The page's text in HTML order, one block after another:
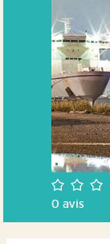
/5
0avis